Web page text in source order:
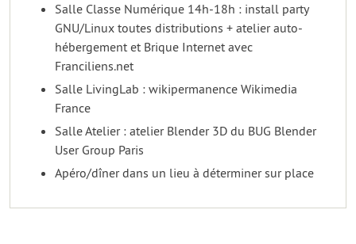
Salle Classe Numérique 14h-18h : install party
GNU/Linux toutes distributions + atelier auto-
hébergement et Brique Internet avec
Franciliens.net
Salle LivingLab : wikipermanence Wikimedia
France
Salle Atelier : atelier Blender 3D du BUG Blender
User Group Paris
Apéro/dîner dans un lieu à déterminer sur place